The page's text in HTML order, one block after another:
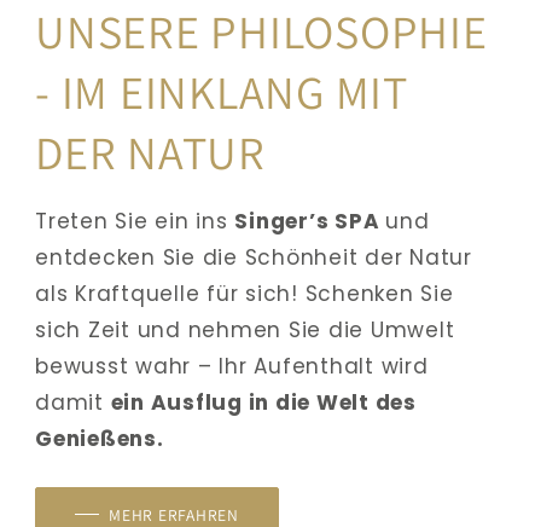
UNSERE PHILOSOPHIE
- IM EINKLANG MIT
DER NATUR
Treten Sie ein ins Singer’s SPA und
entdecken Sie die Schönheit der Natur
als Kraftquelle für sich! Schenken Sie
sich Zeit und nehmen Sie die Umwelt
bewusst wahr – Ihr Aufenthalt wird
damit ein Ausflug in die Welt des
Genießens.
MEHR ERFAHREN